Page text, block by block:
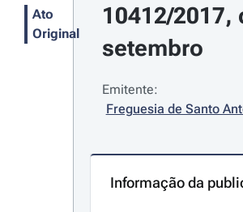
Ato
Original
10412/2017,
setembro
Emitente:
Freguesia de Santo
Informação da